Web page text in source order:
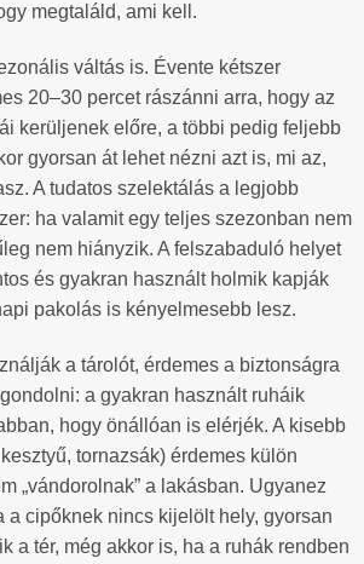
megtaláld, ami kell.
váltás is. Évente kétszer
20–30 percet rászánni arra, hogy az
kerüljenek előre, a többi pedig feljebb
gyorsan át lehet nézni azt is, mi az,
A tudatos szelektálás a legjobb
ha valamit egy teljes szezonban nem
nem hiányzik. A felszabaduló helyet
és gyakran használt holmik kapják
pakolás is kényelmesebb lesz.
a tárolót, érdemes a biztonságra
a gyakran használt ruháik
hogy önállóan is elérjék. A kisebb
tornazsák) érdemes külön
„vándorolnak” a lakásban. Ugyanez
a cipőknek nincs kijelölt hely, gyorsan
a tér, még akkor is, ha a ruhák rendben